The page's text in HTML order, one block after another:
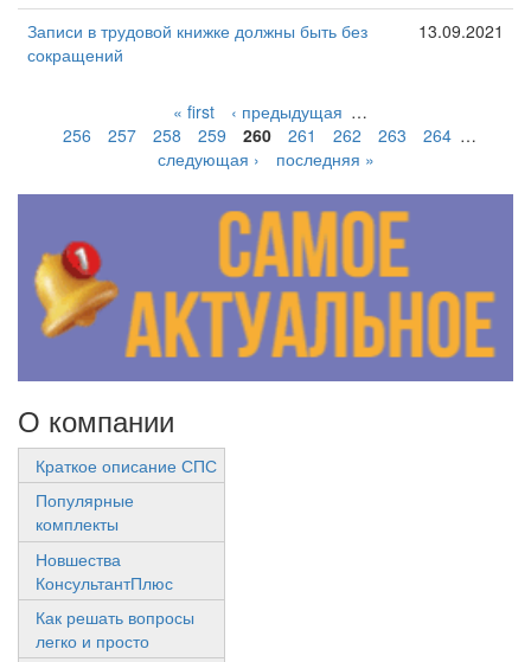
Записи в трудовой книжке должны быть без
сокращений
13.09.2021
« first ‹ предыдущая …
256
257 258 259 260 261 262 263 264 …
следующая ›
последняя »
О компании
Краткое описание СПС
Популярные
комплекты
Новшества
КонсультантПлюс
Как решать вопросы
легко и просто